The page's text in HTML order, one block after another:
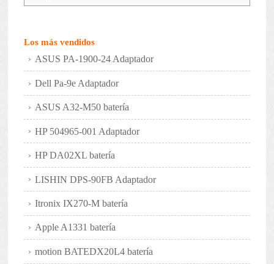
Los más vendidos
ASUS PA-1900-24 Adaptador
Dell Pa-9e Adaptador
ASUS A32-M50 batería
HP 504965-001 Adaptador
HP DA02XL batería
LISHIN DPS-90FB Adaptador
Itronix IX270-M batería
Apple A1331 batería
motion BATEDX20L4 batería